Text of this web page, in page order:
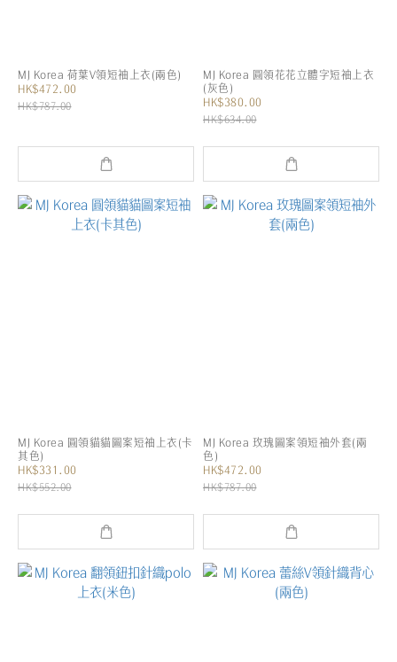
MJ Korea 荷葉V領短袖上衣(兩色)
HK$472.00
HK$787.00
MJ Korea 圓領花花立體字短袖上衣
(灰色)
HK$380.00
HK$634.00
MJ Korea 圓領貓貓圖案短袖上衣(卡
其色)
HK$331.00
HK$552.00
MJ Korea 玫瑰圖案領短袖外套(兩
色)
HK$472.00
HK$787.00